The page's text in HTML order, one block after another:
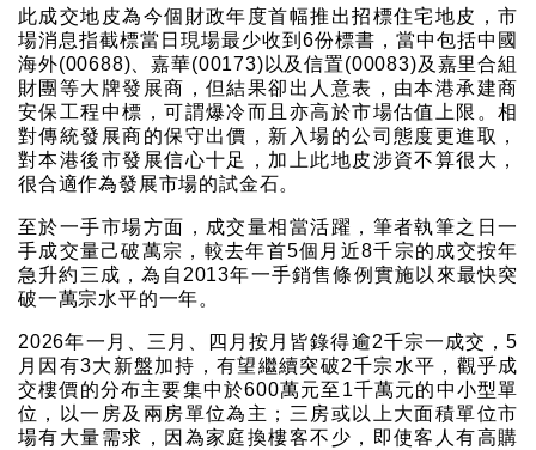
此成交地皮為今個財政年度首幅推出招標住宅地皮，市
場消息指截標當日現場最少收到6份標書，當中包括中國
海外(00688)、嘉華(00173)以及信置(00083)及嘉里合組
財團等大牌發展商，但結果卻出人意表，由本港承建商
安保工程中標，可謂爆冷而且亦高於市場估值上限。相
對傳統發展商的保守出價，新入場的公司態度更進取，
對本港後市發展信心十足，加上此地皮涉資不算很大，
很合適作為發展市場的試金石。
至於一手市場方面，成交量相當活躍，筆者執筆之日一
手成交量己破萬宗，較去年首5個月近8千宗的成交按年
急升約三成，為自2013年一手銷售條例實施以來最快突
破一萬宗水平的一年。
2026年一月、三月、四月按月皆錄得逾2千宗一成交，5
月因有3大新盤加持，有望繼續突破2千宗水平，觀乎成
交樓價的分布主要集中於600萬元至1千萬元的中小型單
位，以一房及兩房單位為主；三房或以上大面積單位市
場有大量需求，因為家庭換樓客不少，即使客人有高購